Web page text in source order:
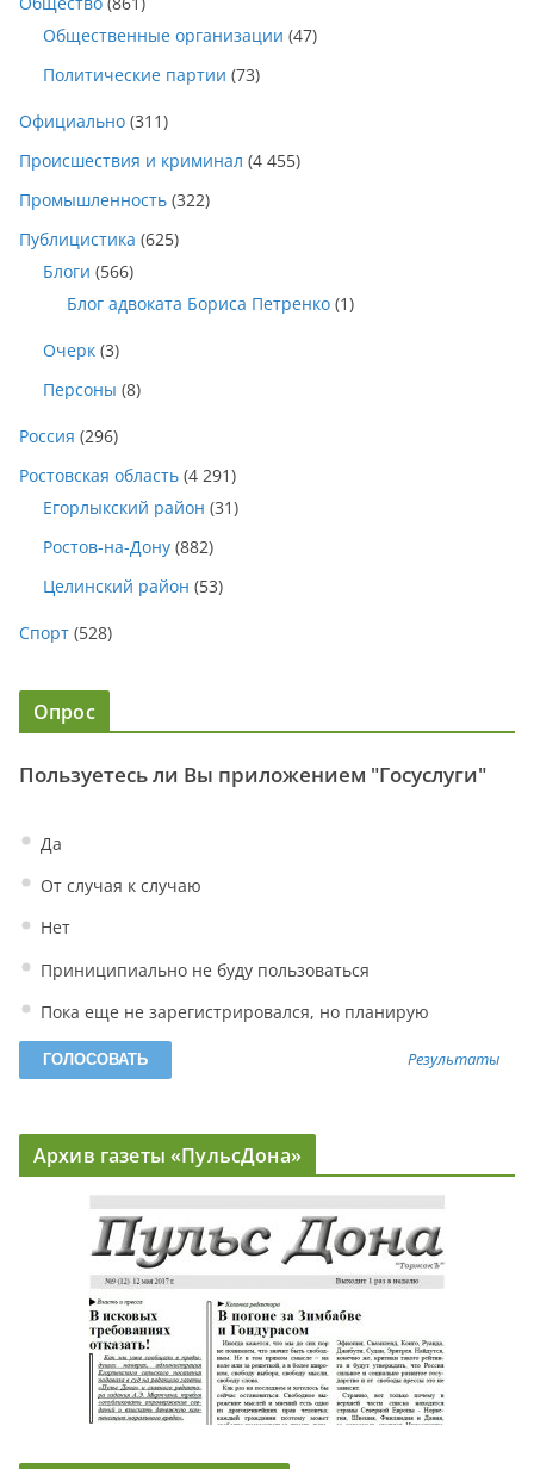
Общественные организации (47)
Политические партии (73)
Официально (311)
Происшествия и криминал (4 455)
Промышленность (322)
Публицистика (625)
Блоги (566)
Блог адвоката Бориса Петренко (1)
Очерк (3)
Персоны (8)
Россия (296)
Ростовская область (4 291)
Егорлыкский район (31)
Ростов-на-Дону (882)
Целинский район (53)
Спорт (528)
Опрос
Пользуетесь ли Вы приложением "Госуслуги"
Да
От случая к случаю
Нет
Приниципиально не буду пользоваться
Пока еще не зарегистрировался, но планирую
Результаты
Архив газеты «ПульсДона»